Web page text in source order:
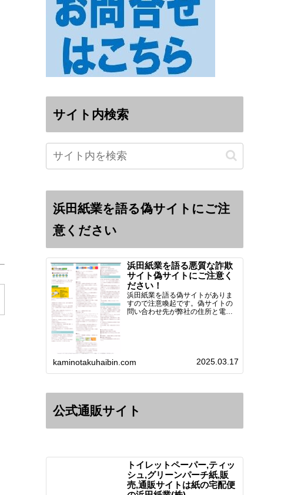
サイト内検索
浜田紙業を語る偽サイトにご注
意ください
浜田紙業を語る悪質な詐欺
サイト偽サイトにご注意く
ださい！
浜田紙業を語る偽サイトがありま
すので注意喚起です。偽サイトの
問い合わせ先が弊社の住所と電話
い…
kaminotakuhaibin.com 2025.03.17
公式通販サイト
トイレットペーパー,ティッ
シュ,グリーンパーチ紙,販
売,通販サイトは紙の宅配便